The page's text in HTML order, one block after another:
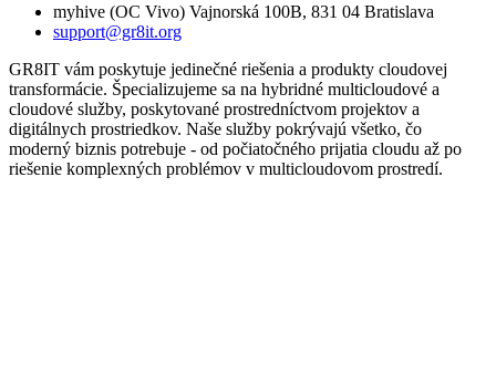
myhive (OC Vivo) Vajnorská 100B, 831 04 Bratislava
support@gr8it.org
GR8IT vám poskytuje jedinečné riešenia a produkty cloudovej
transformácie. Špecializujeme sa na hybridné multicloudové a
cloudové služby, poskytované prostredníctvom projektov a
digitálnych prostriedkov. Naše služby pokrývajú všetko, čo
moderný biznis potrebuje - od počiatočného prijatia cloudu až po
riešenie komplexných problémov v multicloudovom prostredí.